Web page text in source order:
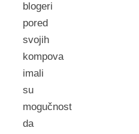
blogeri
pored
svojih
kompova
imali
su
mogučnost
da